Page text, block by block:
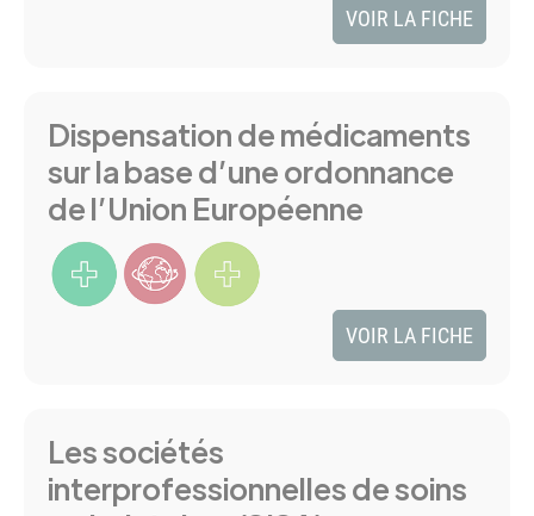
VOIR LA FICHE
Dispensation de médicaments
sur la base d’une ordonnance
de l’Union Européenne
VOIR LA FICHE
Les sociétés
interprofessionnelles de soins